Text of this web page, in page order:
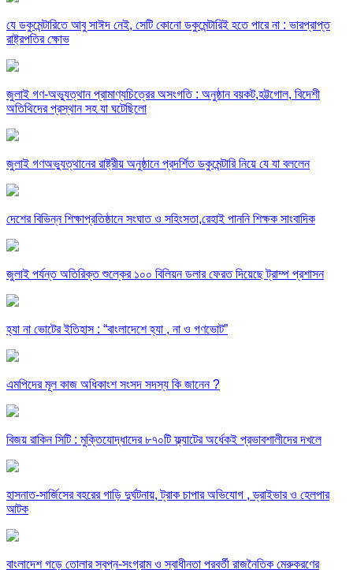
যে ডকুমেন্টারিতে আবু সাঈদ নেই, সেটি কোনো ডকুমেন্টারিই হতে পারে না : ভারপ্রাপ্ত
রাষ্ট্রপতির ক্ষোভ
জুলাই গণ-অভ্যুত্থান প্রামাণ্যচিত্রের অসংগতি : অনুষ্ঠান বয়কট,হট্টগোল, বিদেশী
অতিথিদের প্রস্থান সহ যা ঘটেছিলো
জুলাই গণঅভ্যুত্থানের রাষ্ট্রীয় অনুষ্ঠানে প্রদর্শিত ডকুমেন্টারি নিয়ে যে যা বললেন
দেশের বিভিন্ন শিক্ষাপ্রতিষ্ঠানে সংঘাত ও সহিংসতা,রেহাই পাননি শিক্ষক সাংবাদিক
জুলাই পর্যন্ত অতিরিক্ত শুল্কের ১০০ বিলিয়ন ডলার ফেরত দিয়েছে ট্রাম্প প্রশাসন
হ্যা না ভোটের ইতিহাস : “বাংলাদেশে হ্যা , না ও গণভোট”
এমপিদের মূল কাজ অধিকাংশ সংসদ সদস্য কি জানেন ?
বিজয় রাকিন সিটি : মুক্তিযোদ্ধাদের ৮৭০টি ফ্ল্যাটের অর্ধেকই প্রভাবশালীদের দখলে
হাসনাত-সার্জিসের বহরের গাড়ি দুর্ঘটনায়, ট্রাক চাপার অভিযোগ , ড্রাইভার ও হেলপার
আটক
বাংলাদেশ গড়ে তোলার স্বপ্ন-সংগ্রাম ও স্বাধীনতা পরবর্তী রাজনৈতিক মেরুকরণের